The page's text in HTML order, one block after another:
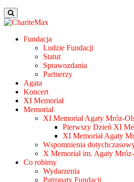
Fundacja
Ludzie Fundacji
Statut
Sprawozdania
Partnerzy
Agata
Koncert
XI Memoriał
Memoriał
XI Memoriał Agaty Mróz-
Pierwszy Dzień XI
XI Memoriał Agaty
Wspomnienia
X Memoriał im. Agaty
Co robimy
Wydarzenia
Patronaty Fundacji